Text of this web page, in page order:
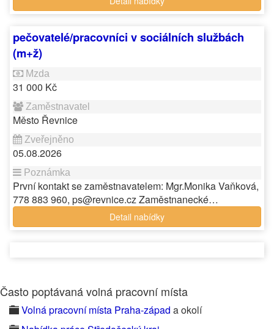
pečovatelé/pracovníci v sociálních službách
(m+ž)
31 000 Kč
Město Řevnice
05.08.2026
První kontakt se zaměstnavatelem: Mgr.Monika Vaňková,
778 883 960, ps@revnice.cz Zaměstnanecké…
Detail nabídky
Často poptávaná volná pracovní místa
Volná pracovní místa Praha-západ a okolí